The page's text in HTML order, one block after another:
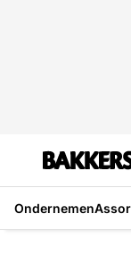
Ondernemen